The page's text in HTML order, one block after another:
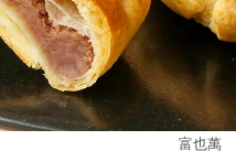
富也萬